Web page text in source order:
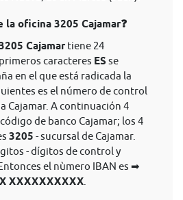
la oficina 3205 Cajamar❓
Cajamar tiene 24
caracteres ES se
en el que está radicada la
es el número de control
Cajamar. A continuación 4
de banco Cajamar; los 4
3205 - sucursal de Cajamar.
- dígitos de control y
el nùmero IBAN es ➡
XXXXXXXXXX